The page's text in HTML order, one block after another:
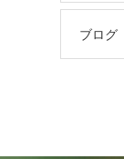
ブログ